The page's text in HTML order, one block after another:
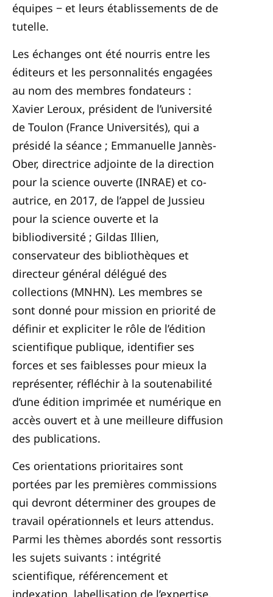
équipes − et leurs établissements de de
tutelle.
Les échanges ont été nourris entre les
éditeurs et les personnalités engagées
au nom des membres fondateurs :
Xavier Leroux, président de l’université
de Toulon (France Universités), qui a
présidé la séance ; Emmanuelle Jannès-
Ober, directrice adjointe de la direction
pour la science ouverte (INRAE) et co-
autrice, en 2017, de l’appel de Jussieu
pour la science ouverte et la
bibliodiversité ; Gildas Illien,
conservateur des bibliothèques et
directeur général délégué des
collections (MNHN). Les membres se
sont donné pour mission en priorité de
définir et expliciter le rôle de l’édition
scientifique publique, identifier ses
forces et ses faiblesses pour mieux la
représenter, réfléchir à la soutenabilité
d’une édition imprimée et numérique en
accès ouvert et à une meilleure diffusion
des publications.
Ces orientations prioritaires sont
portées par les premières commissions
qui devront déterminer des groupes de
travail opérationnels et leurs attendus.
Parmi les thèmes abordés sont ressortis
les sujets suivants : intégrité
scientifique, référencement et
indexation, labellisation de l’expertise,